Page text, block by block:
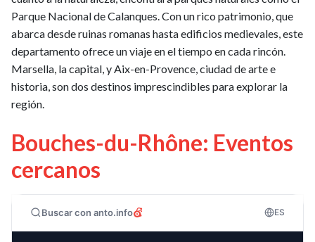
Parque Nacional de Calanques. Con un rico patrimonio, que
abarca desde ruinas romanas hasta edificios medievales, este
departamento ofrece un viaje en el tiempo en cada rincón.
Marsella, la capital, y Aix-en-Provence, ciudad de arte e
historia, son dos destinos imprescindibles para explorar la
región.
Bouches-du-Rhône: Eventos
cercanos
Buscar con anto.info ES